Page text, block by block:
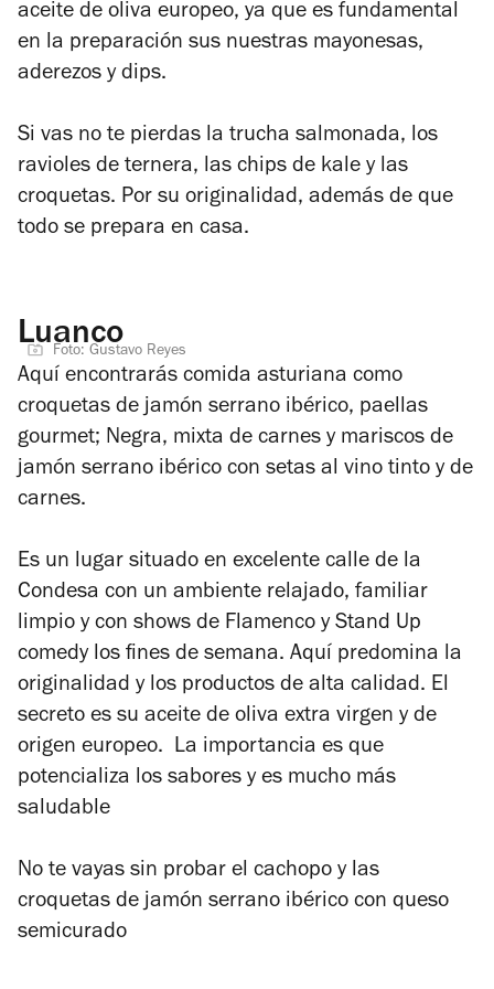
aceite de oliva europeo, ya que es fundamental
en la preparación sus nuestras mayonesas,
aderezos y dips.
Si vas no te pierdas la trucha salmonada, los
ravioles de ternera, las chips de kale y las
croquetas. Por su originalidad, además de que
todo se prepara en casa.
Luanco
Foto: Gustavo Reyes
Aquí encontrarás comida asturiana como
croquetas de jamón serrano ibérico, paellas
gourmet; Negra, mixta de carnes y mariscos de
jamón serrano ibérico con setas al vino tinto y de
carnes.
Es un lugar situado en excelente calle de la
Condesa con un ambiente relajado, familiar
limpio y con shows de Flamenco y Stand Up
comedy los fines de semana. Aquí predomina la
originalidad y los productos de alta calidad. El
secreto es su aceite de oliva extra virgen y de
origen europeo. La importancia es que
potencializa los sabores y es mucho más
saludable
No te vayas sin probar el cachopo y las
croquetas de jamón serrano ibérico con queso
semicurado